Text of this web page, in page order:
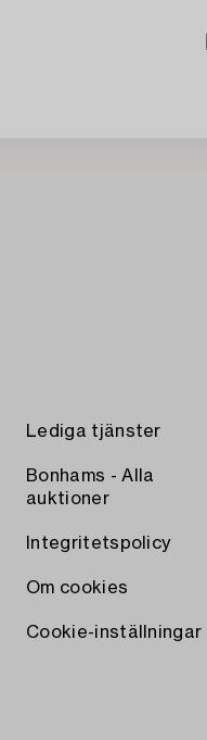
Lediga tjänster
Bonhams - Alla
auktioner
Integritetspolicy
Om cookies
Cookie-inställningar